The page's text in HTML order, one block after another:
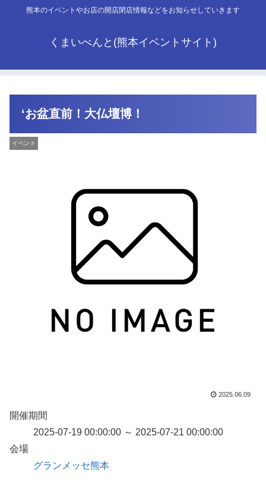
熊本のイベントやお店の開店閉店情報などをお知らせしていきます
くまいべんと(熊本イベントサイト)
‘お盆直前！大仏壇博！
イベント
2025.06.09
開催期間
2025-07-19 00:00:00 ～ 2025-07-21 00:00:00
会場
グランメッセ熊本